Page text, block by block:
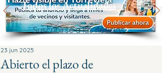
Publicidad
Todos los Actualidades
Suscribirse a las noticias
Abierto el plazo de
23 jun 2025